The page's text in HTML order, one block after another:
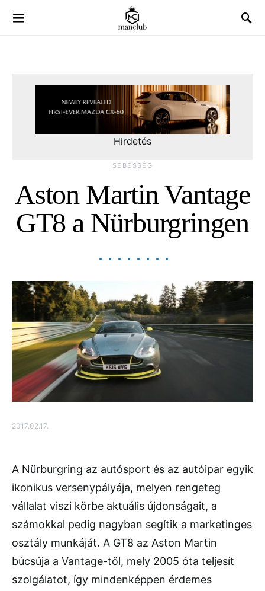
Hirdetés
SEBESSÉG
Aston Martin Vantage
GT8 a Nürburgringen
2017.02.17.
A Nürburgring az autósport és az autóipar egyik
ikonikus versenypályája, melyen rengeteg
vállalat viszi körbe aktuális újdonságait, a
számokkal pedig nagyban segítik a marketinges
osztály munkáját. A GT8 az Aston Martin
búcsúja a Vantage-től, mely 2005 óta teljesít
szolgálatot, így mindenképpen érdemes